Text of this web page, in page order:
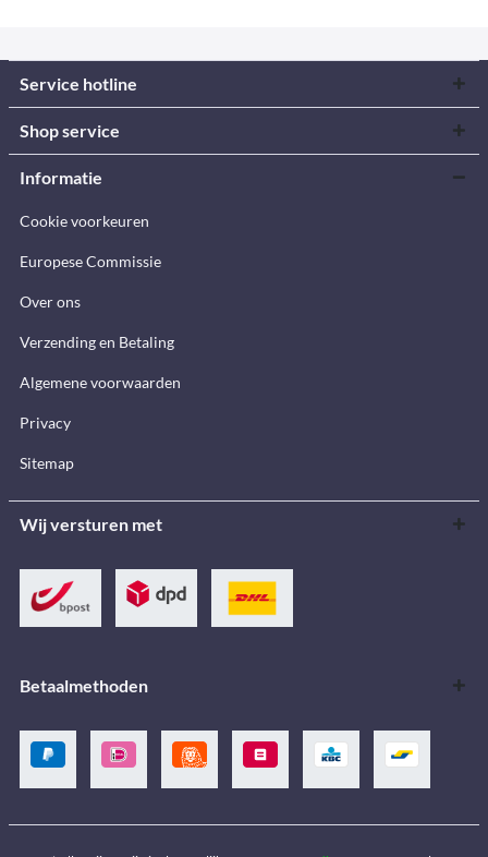
Service hotline
Shop service
Informatie
Cookie voorkeuren
Europese Commissie
Over ons
Verzending en Betaling
Algemene voorwaarden
Privacy
Sitemap
Wij versturen met
Betaalmethoden